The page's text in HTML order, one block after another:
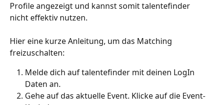
Profile angezeigt und kannst somit talentefinder
nicht effektiv nutzen.
Hier eine kurze Anleitung, um das Matching
freizuschalten:
Melde dich auf talentefinder mit deinen LogIn
Daten an.
Gehe auf das aktuelle Event. Klicke auf die Event-